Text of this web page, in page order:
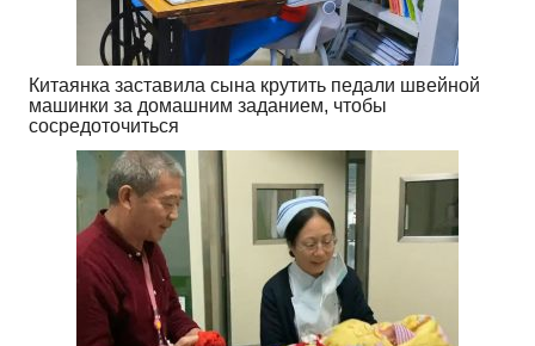
Китаянка заставила сына крутить педали швейной
машинки за домашним заданием, чтобы
сосредоточиться